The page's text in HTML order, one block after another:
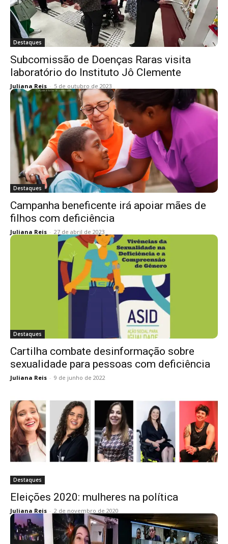
Destaques
Subcomissão de Doenças Raras visita
laboratório do Instituto Jô Clemente
Juliana Reis - 5 de outubro de 2023
Destaques
Campanha beneficente irá apoiar mães de
filhos com deficiência
Juliana Reis - 27 de abril de 2023
Destaques
Cartilha combate desinformação sobre
sexualidade para pessoas com deficiência
Juliana Reis - 9 de junho de 2022
Destaques
Eleições 2020: mulheres na política
Juliana Reis - 2 de novembro de 2020